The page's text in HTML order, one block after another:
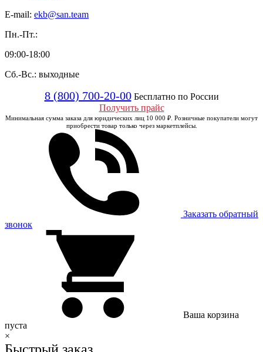
E-mail: ekb@san.team
Пн.-Пт.:
09:00-18:00
Сб.-Вс.: выходные
8 (800) 700-20-00 Бесплатно по России
Получить прайс
Минимальная сумма заказа для юридических лиц 10 000 ₽. Розничные покупатели могут
приобрести товар только через маркетплейсы.
Заказать обратный
звонок
Ваша корзина
пуста
×